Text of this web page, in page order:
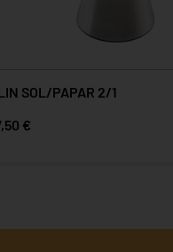
SOL/PAPAR 2/1
€